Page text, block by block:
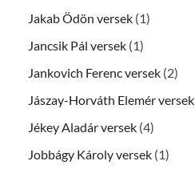
Jakab Ödön versek (1)
Jancsik Pál versek (1)
Jankovich Ferenc versek (2)
Jászay-Horváth Elemér versek
Jékey Aladár versek (4)
Jobbágy Károly versek (1)